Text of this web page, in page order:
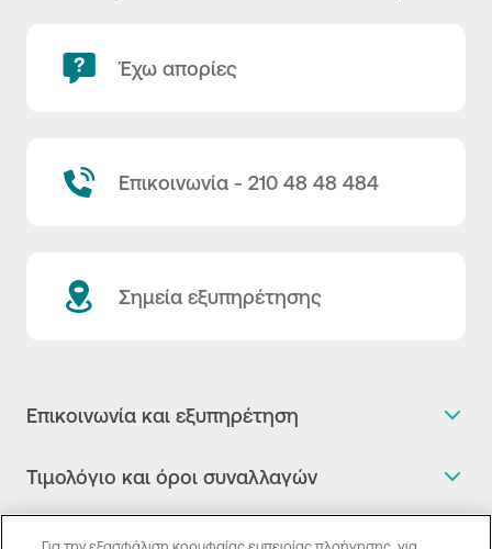
Έχω απορίες
Επικοινωνία - 210 48 48 484
Σημεία εξυπηρέτησης
Επικοινωνία και εξυπηρέτηση
Η νέα Ψηφιακή Εποχή στις συναλλαγές, έφτασε!
Τιμολόγιο και όροι συναλλαγών
Τιμολόγιο της Τράπεζας
Χρήσιμοι σύνδεσμοι
Για την εξασφάλιση κορυφαίας εμπειρίας πλοήγησης, για